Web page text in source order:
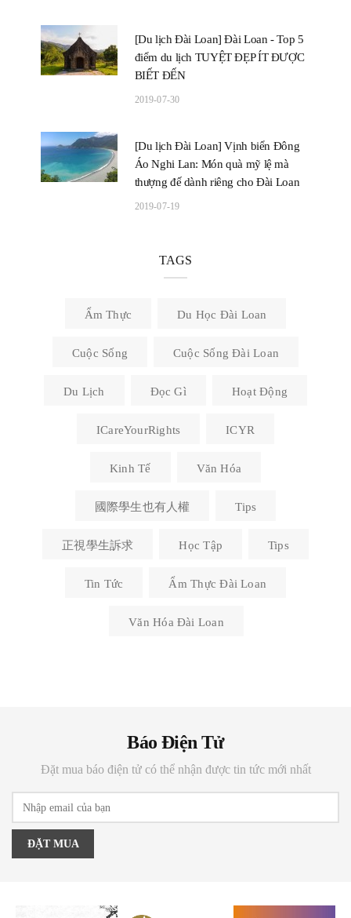
[Du lịch Đài Loan] Đài Loan - Top 5
điểm du lịch TUYỆT ĐẸP ÍT ĐƯỢC
BIẾT ĐẾN
2019-07-30
[Du lịch Đài Loan] Vịnh biển Đông
Áo Nghi Lan: Món quà mỹ lệ mà
thượng đế dành riêng cho Đài Loan
2019-07-19
TAGS
Ẩm Thực Du Học Đài Loan
Cuộc Sống Cuộc Sống Đài Loan
Du Lịch Đọc Gì Hoạt Động
ICareYourRights ICYR
Kinh Tế Văn Hóa
國際學生也有人權 Tips
正視學生訴求 Học Tập Tips
Tin Tức Ẩm Thực Đài Loan
Văn Hóa Đài Loan
Báo Điện Tử
Đặt mua báo điện tử có thể nhận được tin tức mới nhất
ĐẶT MUA